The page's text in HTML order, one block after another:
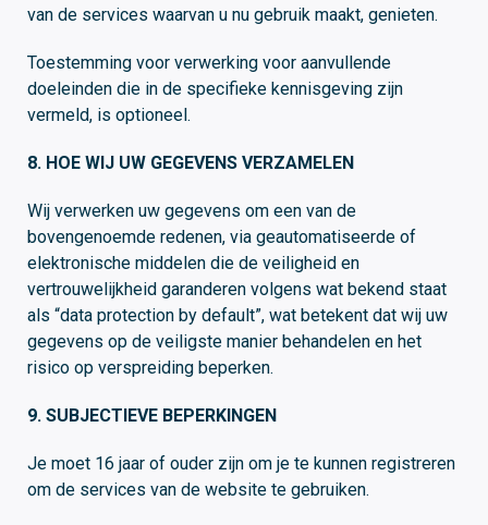
van de services waarvan u nu gebruik maakt, genieten.
Toestemming voor verwerking voor aanvullende
doeleinden die in de specifieke kennisgeving zijn
vermeld, is optioneel.
8. HOE WIJ UW GEGEVENS VERZAMELEN
Wij verwerken uw gegevens om een van de
bovengenoemde redenen, via geautomatiseerde of
elektronische middelen die de veiligheid en
vertrouwelijkheid garanderen volgens wat bekend staat
als “data protection by default”, wat betekent dat wij uw
gegevens op de veiligste manier behandelen en het
risico op verspreiding beperken.
9. SUBJECTIEVE BEPERKINGEN
Je moet 16 jaar of ouder zijn om je te kunnen registreren
om de services van de website te gebruiken.